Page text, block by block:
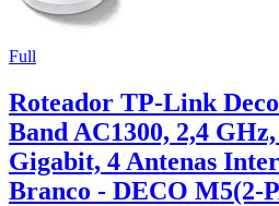
Full
Roteador TP-Link
Band AC1300, 2,4
Gigabit, 4 Antenas
Branco - DECO M5(2-